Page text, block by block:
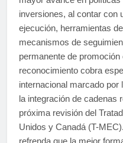
inversiones, al contar con
ejecución, herramientas
mecanismos de
permanente de
reconocimiento cobra
internacional marcado
la integración de cadenas
próxima revisión del
Unidos y Canadá (T-
refrenda que la mejor